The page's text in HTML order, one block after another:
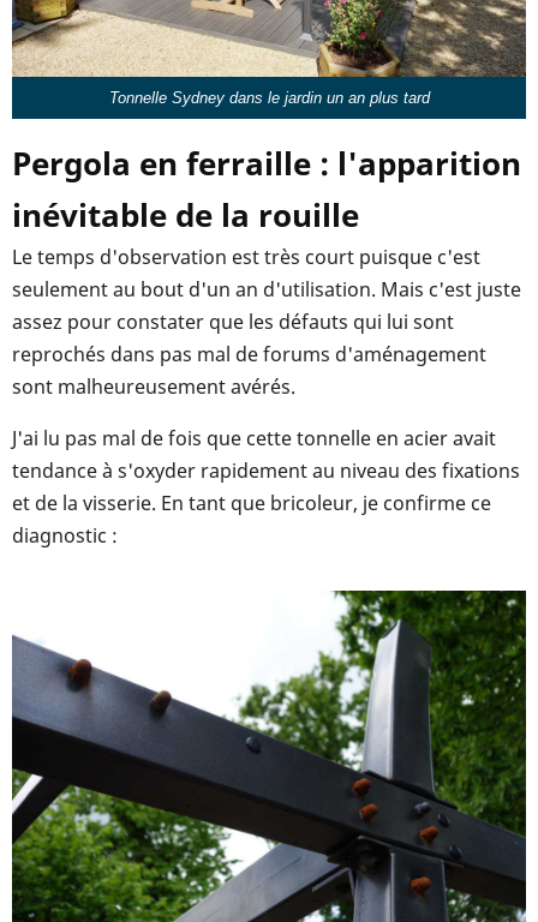
Tonnelle Sydney dans le jardin un an plus tard
Pergola en ferraille : l'apparition
inévitable de la rouille
Le temps d'observation est très court puisque c'est
seulement au bout d'un an d'utilisation. Mais c'est juste
assez pour constater que les défauts qui lui sont
reprochés dans pas mal de forums d'aménagement
sont malheureusement avérés.
J'ai lu pas mal de fois que cette tonnelle en acier avait
tendance à s'oxyder rapidement au niveau des fixations
et de la visserie. En tant que bricoleur, je confirme ce
diagnostic :